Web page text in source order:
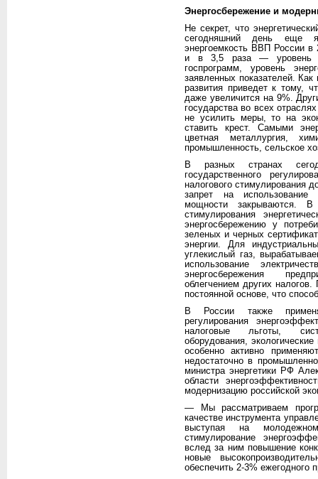
Энергосбережение и
Не секрет, что
сегодняшний день еще
энергоемкость ВВП России в
и в 3,5 раза — уровень
госпрограмм, уровень
заявленных показателей.
развития приведет к тому,
даже увеличится на 9%.
государства во всех
не усилить меры, то на
ставить крест. Самыми
цветная металлургия,
промышленность, сельское
В разных странах
государственного
налогового стимулирования
запрет на использование
мощности закрываются.
стимулирования
энергосбережению у
зеленых и черных
энергии. Для
углекислый газ,
использование
энергосбережения
облегчением других
постоянной основе, что
В России также
регулирования
налоговые льготы,
оборудования,
особенно активно
недостаточно в
министра энергетики РФ
области
модернизацию российской
— Мы рассматриваем
качестве инструмента
выступая на
стимулирование
вслед за ним повышение
новые
обеспечить 2-3% ежегодного